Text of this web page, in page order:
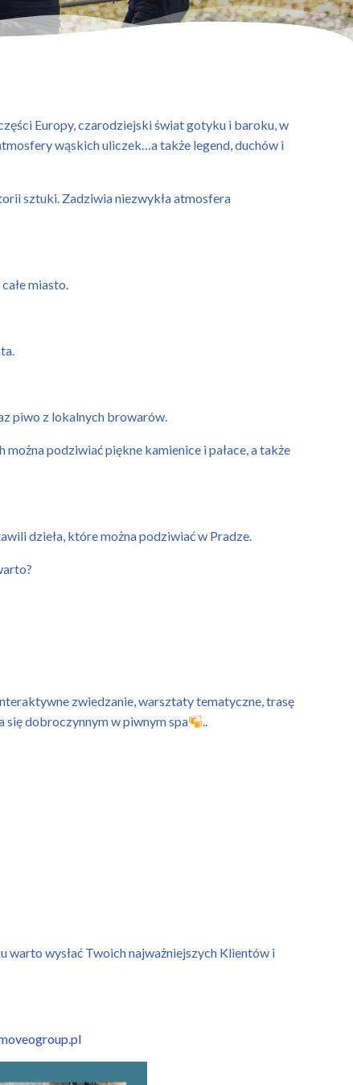
Europy, czarodziejski świat gotyku i baroku, w
wąskich uliczek…a także legend, duchów i
sztuki. Zadziwia niezwykła atmosfera
miasto.
piwo z lokalnych browarów.
podziwiać piękne kamienice i pałace, a także
dzieła, które można podziwiać w Pradze.
zwiedzanie, warsztaty tematyczne, trasę
się dobroczynnym w piwnym spa
..
warto wysłać Twoich najważniejszych Klientów i